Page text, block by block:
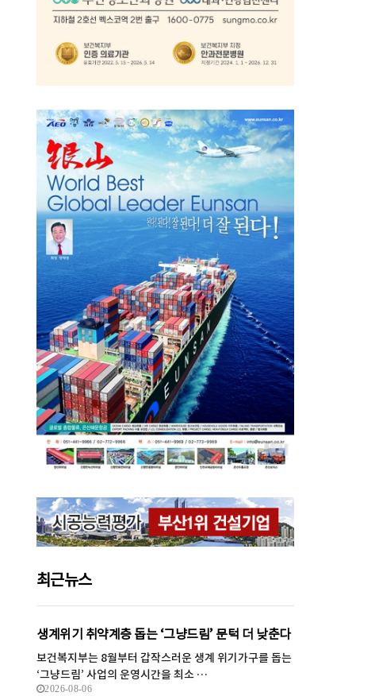
최근뉴스
생계위기 취약계층 돕는 ‘그냥드림’ 문턱 더 낮춘다
보건복지부는 8월부터 갑작스러운 생계 위기가구를 돕는
‘그냥드림’ 사업의 운영시간을 최소 …
2026-08-06